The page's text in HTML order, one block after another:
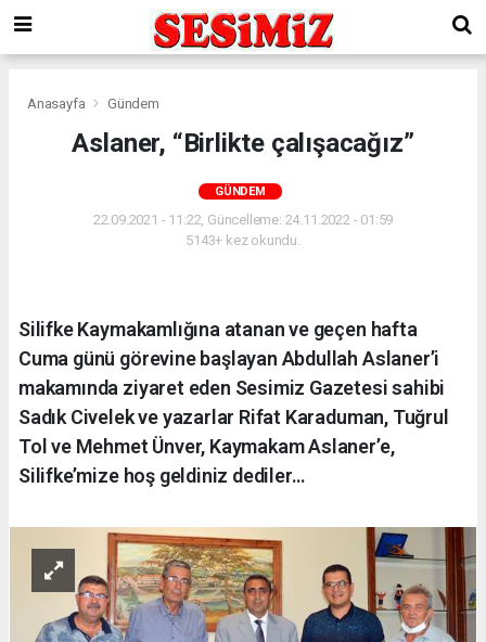
Anasayfa Gündem
Aslaner, “Birlikte çalışacağız”
GÜNDEM
22.09.2021 - 11:22, Güncelleme: 24.11.2022 - 01:59
5143+ kez okundu.
Silifke Kaymakamlığına atanan ve geçen hafta
Cuma günü görevine başlayan Abdullah Aslaner’i
makamında ziyaret eden Sesimiz Gazetesi sahibi
Sadık Civelek ve yazarlar Rifat Karaduman, Tuğrul
Tol ve Mehmet Ünver, Kaymakam Aslaner’e,
Silifke’mize hoş geldiniz dediler…